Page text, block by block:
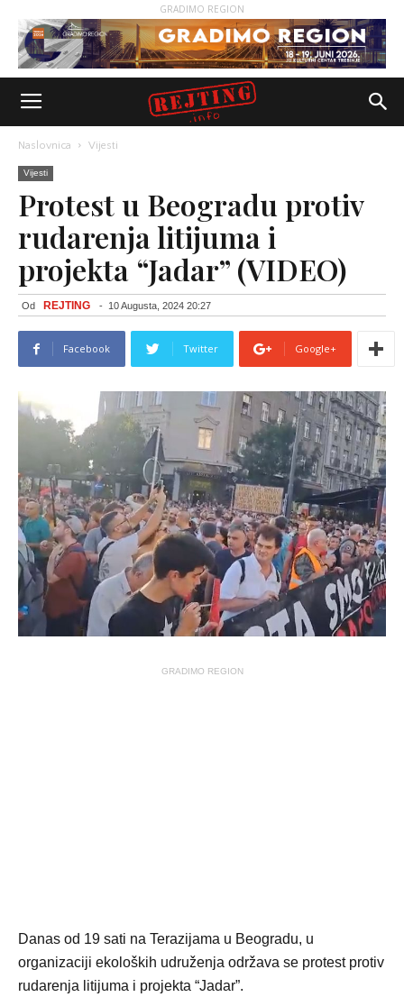
GRADIMO REGION
Naslovnica Vijesti
Vijesti
Protest u Beogradu protiv
rudarenja litijuma i
projekta “Jadar” (VIDEO)
Od REJTING - 10 Augusta, 2024 20:27
Facebook Twitter Google+
GRADIMO REGION
Danas od 19 sati na Terazijama u Beogradu, u
organizaciji ekoloških udruženja održava se protest protiv
rudarenja litijuma i projekta “Jadar”.